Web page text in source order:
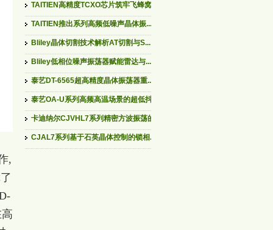
TAITIEN高精度TCXO芯片筑牢飞蜂窝...
TAITIEN推出系列高频低噪声晶体振...
Bliley晶体切割技术解析AT切割与S...
Bliley低相位噪声振荡器赋能雷达与...
泰艺DT-6565超高精度晶体振荡器重...
泰艺OA-U系列高频高温场景的超低抖...
卡迪纳尔CJVHL7系列精密方波振荡的...
CJAL7系列基于石英晶体控制的锁相...
,